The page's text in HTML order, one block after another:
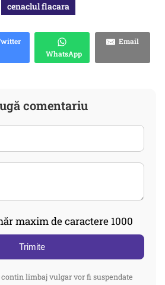
cenaclul flacara
WhatsApp
Email
comentariu
maxim de caractere 1000
Trimite
limbaj vulgar vor fi suspendate